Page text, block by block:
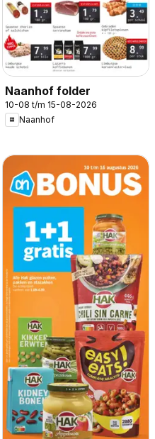
Naanhof folder
10-08 t/m 15-08-2026
Naanhof